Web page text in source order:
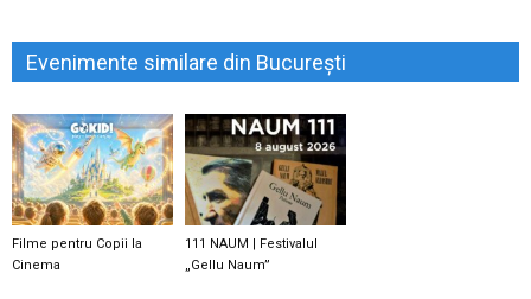
Evenimente similare din București
Filme pentru Copii la
Cinema
111 NAUM | Festivalul
„Gellu Naum”